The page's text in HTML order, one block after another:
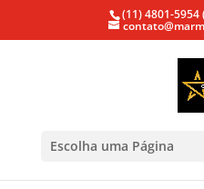
(11) 4801-5954
Escolha uma Página